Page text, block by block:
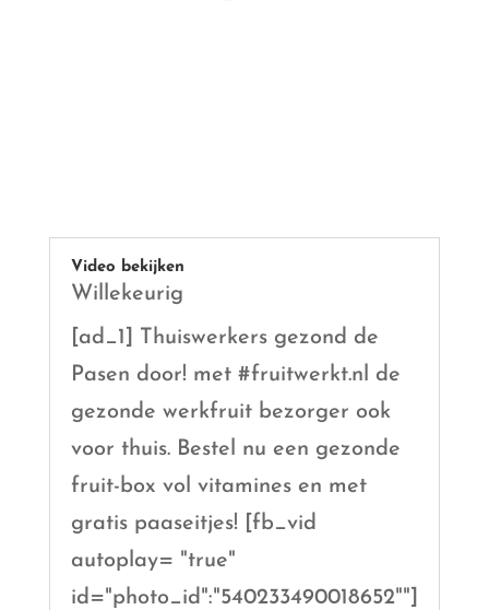
Video bekijken
Willekeurig
[ad_1] Thuiswerkers gezond de
Pasen door! met #fruitwerkt.nl de
gezonde werkfruit bezorger ook
voor thuis. Bestel nu een gezonde
fruit-box vol vitamines en met
gratis paaseitjes! [fb_vid
autoplay= "true"
id="photo_id":"540233490018652""]